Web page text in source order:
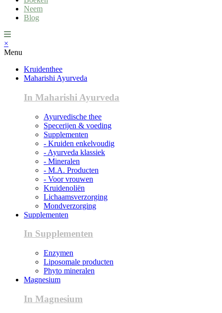
Neem
Blog
×
Menu
Kruidenthee
Maharishi Ayurveda
In Maharishi Ayurveda
Ayurvedische thee
Specerijen & voeding
Supplementen
- Kruiden enkelvoudig
- Ayurveda klassiek
- Mineralen
- M.A. Producten
- Voor vrouwen
Kruidenoliën
Lichaamsverzorging
Mondverzorging
Supplementen
In Supplementen
Enzymen
Liposomale producten
Phyto mineralen
Magnesium
In Magnesium